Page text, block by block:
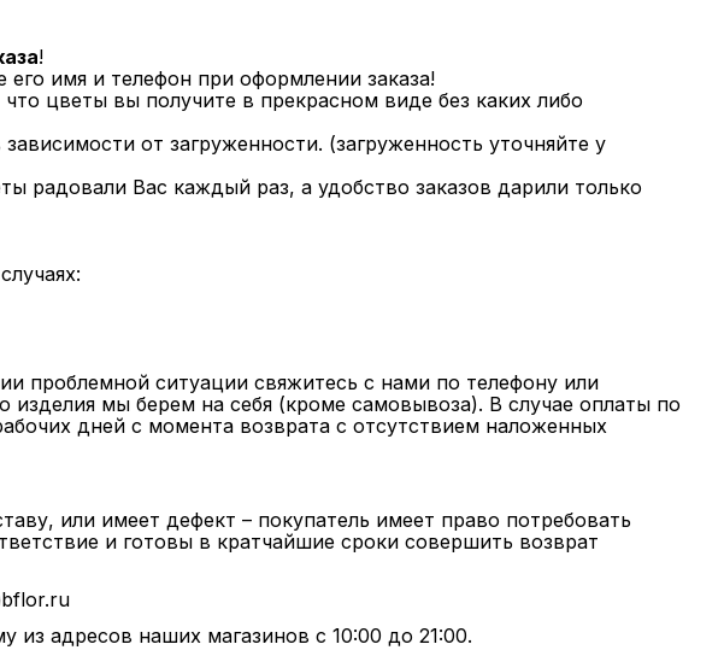
!
имя и телефон при оформлении заказа!
цветы вы получите в прекрасном виде без каких либо
от загруженности. (загруженность уточняйте у
Вас каждый раз, а удобство заказов дарили только
проблемной ситуации свяжитесь с нами по телефону или
изделия мы берем на себя (кроме самовывоза). В случае оплаты по
дней с момента возврата с отсутствием наложенных
или имеет дефект – покупатель имеет право потребовать
и готовы в кратчайшие сроки совершить возврат
из адресов наших магазинов с 10:00 до 21:00.